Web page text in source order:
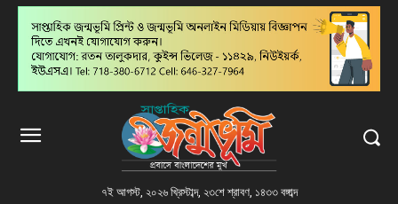
৭ই আগস্ট, ২০২৬ খ্রিস্টাব্দ, ২৩শে শ্রাবণ, ১৪৩৩ বঙ্গাব্দ